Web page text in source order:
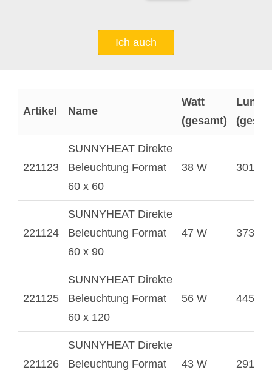
Ich auch
Artikel Name
Watt
(gesamt)
Lumen
221123
SUNNYHEAT Direkte
Beleuchtung Format
60 x 60
38 W 3014
221124
SUNNYHEAT Direkte
Beleuchtung Format
60 x 90
47 W 3734
221125
SUNNYHEAT Direkte
Beleuchtung Format
60 x 120
56 W 4454
221126
SUNNYHEAT Direkte
Beleuchtung Format
43 W 2911